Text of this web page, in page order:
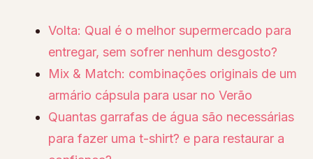
Volta: Qual é o melhor supermercado para
entregar, sem sofrer nenhum desgosto?
Mix & Match: combinações originais de um
armário cápsula para usar no Verão
Quantas garrafas de água são necessárias
para fazer uma t-shirt? e para restaurar a